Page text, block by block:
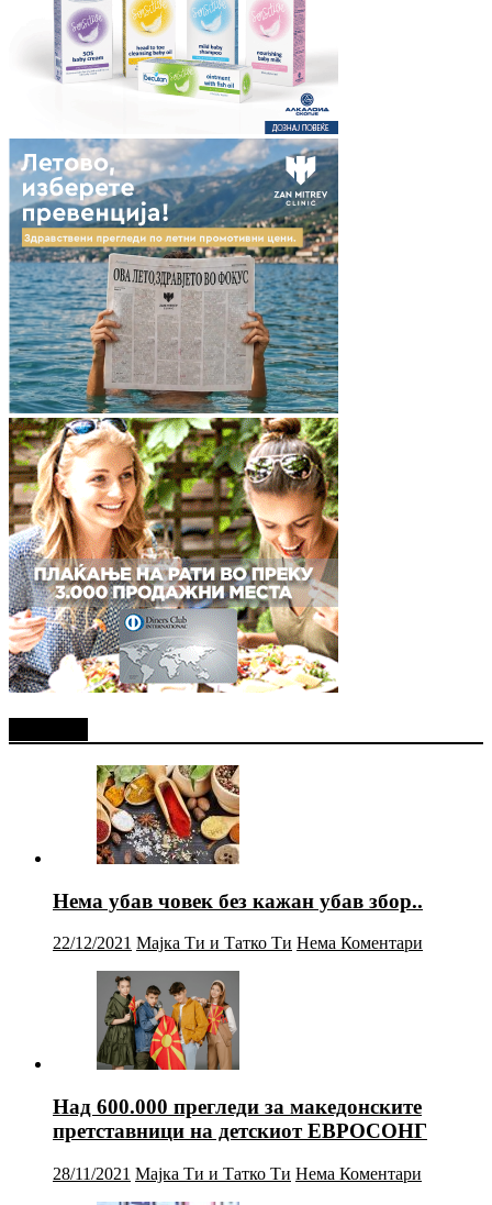
Нема убав човек без кажан убав збор..
22/12/2021 Мајка Ти и Татко Ти Нема Коментари
Над 600.000 прегледи за македонските
претставници на детскиот ЕВРОСОНГ
28/11/2021 Мајка Ти и Татко Ти Нема Коментари